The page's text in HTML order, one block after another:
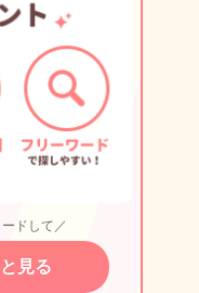
ドして／
見る